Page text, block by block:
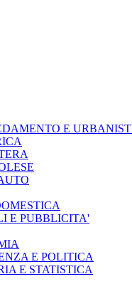
E
E PUBBLICITA'
E POLITICA
E STATISTICA